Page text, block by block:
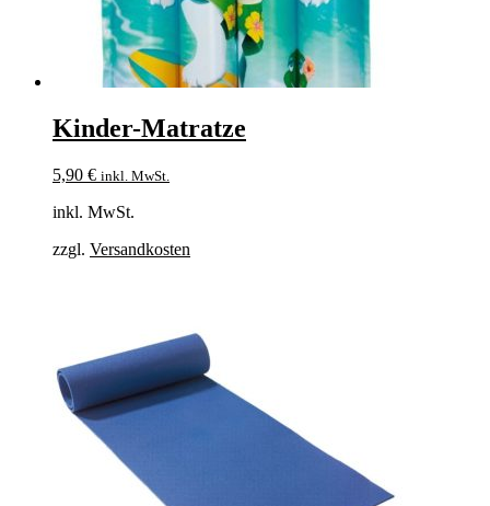
Kinder-Matratze
5,90 € inkl. MwSt.
inkl. MwSt.
zzgl. Versandkosten